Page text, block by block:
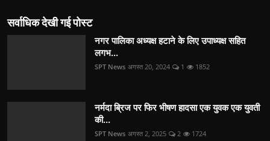
सर्वाधिक देखी गई पोस्ट
नगर पालिका अध्यक्ष हटाने के लिए उपाध्यक्ष सहित
लगभ...
SPT News अगस्त 20, 2024 1 1852
नर्मदा ब्रिज पर फिर भीषण हादसा एक युवक एक युवती
की...
SPT News अगस्त 2, 2025 2 1724